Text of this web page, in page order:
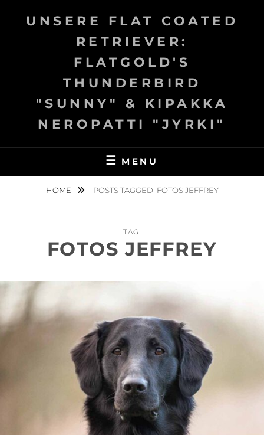
UNSERE FLAT COATED
RETRIEVER:
FLATGOLD'S
THUNDERBIRD
"SUNNY" & KIPAKKA
NEROPATTI "JYRKI"
MENU
HOME POSTS TAGGED FOTOS JEFFREY
TAG:
FOTOS JEFFREY